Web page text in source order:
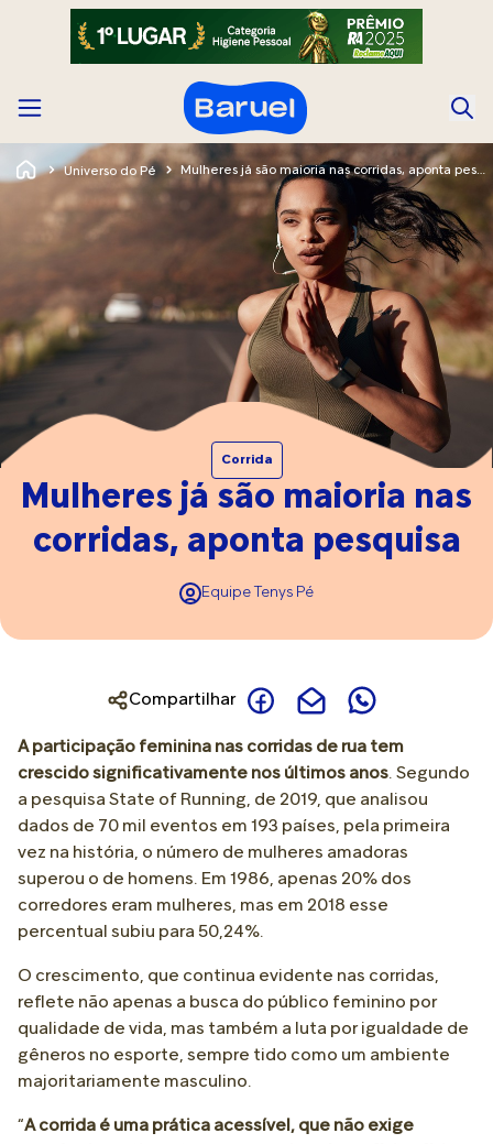
Universo do Pé Mulheres já são maioria nas corridas, aponta pesquisa
Corrida
Mulheres já são maioria nas
corridas, aponta pesquisa
Equipe Tenys Pé
Compartilhar
A participação feminina nas corridas de rua tem
crescido significativamente nos últimos anos. Segundo
a pesquisa State of Running, de 2019, que analisou
dados de 70 mil eventos em 193 países, pela primeira
vez na história, o número de mulheres amadoras
superou o de homens. Em 1986, apenas 20% dos
corredores eram mulheres, mas em 2018 esse
percentual subiu para 50,24%.
O crescimento, que continua evidente nas corridas,
reflete não apenas a busca do público feminino por
qualidade de vida, mas também a luta por igualdade de
gêneros no esporte, sempre tido como um ambiente
majoritariamente masculino.
“A corrida é uma prática acessível, que não exige